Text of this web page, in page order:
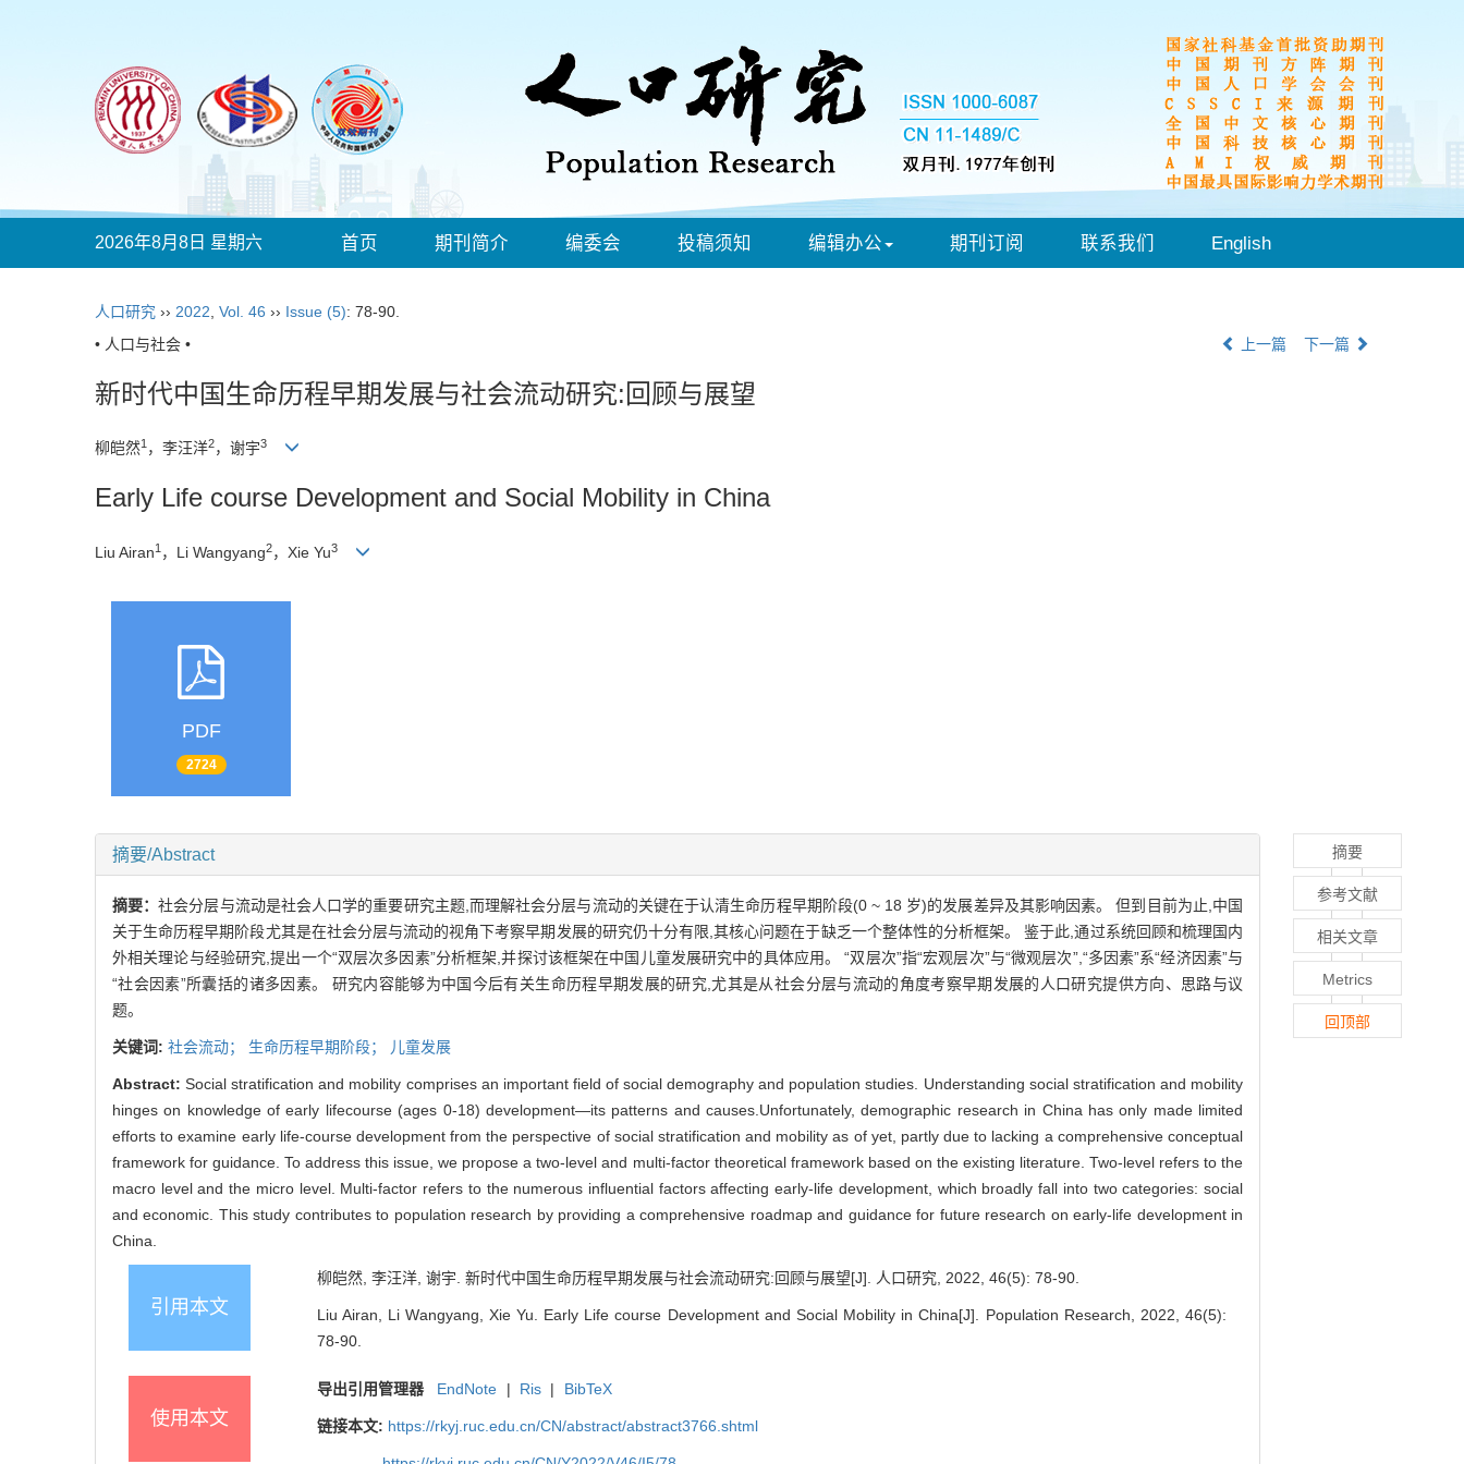
2026年8月8日 星期六 首页 期刊简介 编委会 投稿须知 编辑办公 期刊订阅 联系我们 English
人口研究 ›› 2022 Vol. 46 ›› Issue (5): 78-90.
• 人口与社会 •
上一篇 下一篇
新时代中国生命历程早期发展与社会流动研究:回顾与展望
柳皑然1 ，李汪洋2，谢宇3
Early Life course Development and Social Mobility in China
Liu Airan1 ，Li Wangyang2，Xie Yu3
PDF
2724
摘要/Abstract
摘要：社会分层与流动是社会人口学的重要研究主题,而理解社会分层与流动的关键在于认清生命历程早期阶段(0 ~ 18 岁)的发展差异及其影响因素。 但到目前为止,中国
关于生命历程早期阶段尤其是在社会分层与流动的视角下考察早期发展的研究仍十分有限,其核心问题在于缺乏一个整体性的分析框架。 鉴于此,通过系统回顾和梳理国内
外相关理论与经验研究,提出一个“双层次多因素”分析框架,并探讨该框架在中国儿童发展研究中的具体应用。 “双层次”指“宏观层次”与“微观层次”,“多因素”系“经济因素”与
“社会因素”所囊括的诸多因素。 研究内容能够为中国今后有关生命历程早期发展的研究,尤其是从社会分层与流动的角度考察早期发展的人口研究提供方向、思路与议
题。
关键词: 社会流动； 生命历程早期阶段； 儿童发展
Abstract:Social stratification and mobility comprises an important field of social demography and population studies. Understanding social stratification and mobility
hinges on knowledge of early lifecourse (ages 0-18) development—its patterns and causes.Unfortunately, demographic research in China has only made limited
efforts to examine early life-course development from the perspective of social stratification and mobility as of yet, partly due to lacking a comprehensive conceptual
framework for guidance. To address this issue, we propose a two-level and multi-factor theoretical framework based on the existing literature. Two-level refers to the
macro level and the micro level. Multi-factor refers to the numerous influential factors affecting early-life development, which broadly fall into two categories: social
and economic. This study contributes to population research by providing a comprehensive roadmap and guidance for future research on early-life development in
China.
引用本文
柳皑然, 李汪洋, 谢宇. 新时代中国生命历程早期发展与社会流动研究:回顾与展望[J]. 人口研究, 2022, 46(5): 78-90.
Liu Airan, Li Wangyang, Xie Yu. Early Life course Development and Social Mobility in China[J]. Population Research, 2022, 46(5):
78-90.
使用本文
导出引用管理器 EndNote | Ris | BibTeX
链接本文: https://rkyj.ruc.edu.cn/CN/abstract/abstract3766.shtml
摘要
参考文献
相关文章
Metrics
回顶部